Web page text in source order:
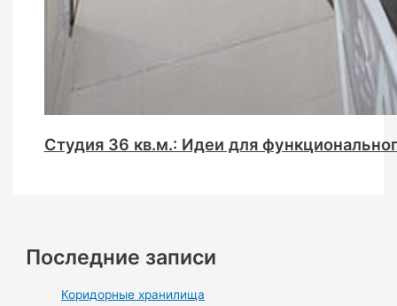
Студия 36 кв.м.: Идеи для
Последние записи
Коридорные хранилища